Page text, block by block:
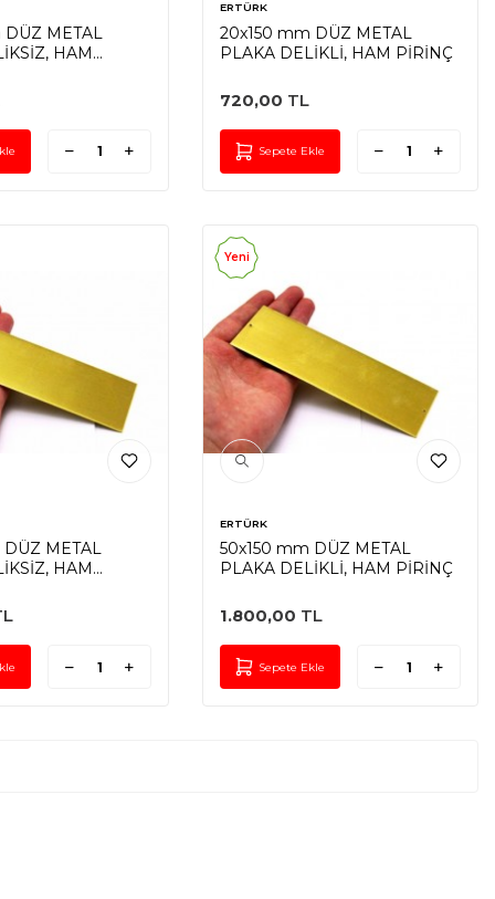
METAL
HAM
ERTÜRK
20x150 mm DÜZ METAL
PLAKA DELİKLİ, HAM PİRİNÇ
720,00 TL
Sepete Ekle
METAL
HAM
Yeni
ERTÜRK
50x150 mm DÜZ METAL
PLAKA DELİKLİ, HAM PİRİNÇ
1.800,00 TL
Sepete Ekle